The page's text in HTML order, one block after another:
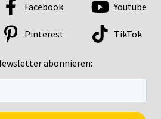
abonnieren:
Facebook Youtube
Pinterest TikTok